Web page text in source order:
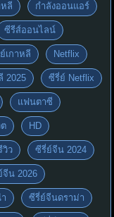
ลี กำลังออนแอร์
ซีรีส์ออนไลน์
เกาหลี Netflix
2025 ซีรี่ย์ Netflix
แฟนตาซี
HD
วิว ซีรี่ย์จีน 2024
จีน 2026
ซีรี่ย์จีนดราม่า